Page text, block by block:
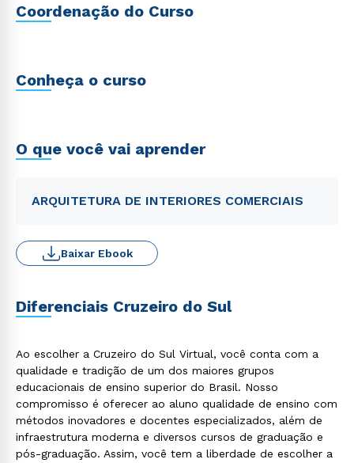
Coordenação do Curso
Conheça o curso
O que você vai aprender
ARQUITETURA DE INTERIORES COMERCIAIS
Baixar Ebook
Diferenciais Cruzeiro do Sul
Ao escolher a Cruzeiro do Sul Virtual, você conta com a
qualidade e tradição de um dos maiores grupos
educacionais de ensino superior do Brasil. Nosso
compromisso é oferecer ao aluno qualidade de ensino com
métodos inovadores e docentes especializados, além de
infraestrutura moderna e diversos cursos de graduação e
pós-graduação. Assim, você tem a liberdade de escolher a